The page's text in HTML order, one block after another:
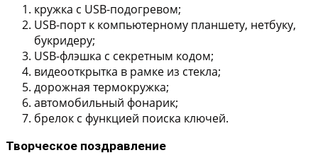
кружка с USB-подогревом;
USB-порт к компьютерному планшету, нетбуку,
букридеру;
USB-флэшка с секретным кодом;
видеооткрытка в рамке из стекла;
дорожная термокружка;
автомобильный фонарик;
брелок с функцией поиска ключей.
Творческое поздравление